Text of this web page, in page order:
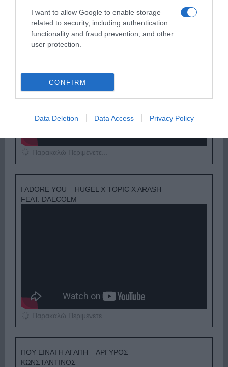
I want to allow Google to enable storage
related to security, including authentication
functionality and fraud prevention, and other
user protection.
CONFIRM
Data Deletion Data Access Privacy Policy
ΟΠΟΥ ΚΙ ΑΝ ΠΑΣ – ΟΙΚΟΝΟΜΟΠΟΥΛΟΣ
ΝΙΚΟΣ
Παρακαλώ Περιμένετε...
I ADORE YOU – HUGEL X TOPIC X ARASH
FEAT. DAECOLM
Παρακαλώ Περιμένετε...
ΠΟΥ ΕΙΝΑΙ Η ΑΓΑΠΗ – ΑΡΓΥΡΟΣ
ΚΩΝΣΤΑΝΤΙΝΟΣ